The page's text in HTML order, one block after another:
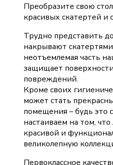
Преобразите свою
красивых скатертей
Трудно представить
накрывают
неотъемлемая часть
защищает
повреждений.
Кроме своих
может стать
помещения – будь это
настаиваем на том,
красивой и
великолепную
Первоклассное